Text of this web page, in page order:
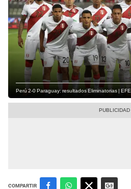
Perú 2-0 Paraguay: resultados Eliminatorias | EFE
COMPARTIR